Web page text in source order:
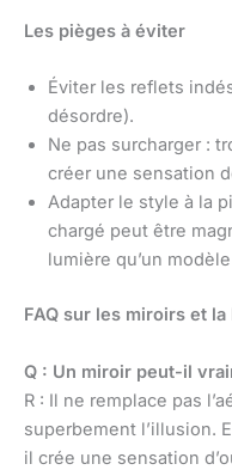
Les pièges à éviter
Éviter les reflets
désordre).
Ne pas surcharger :
créer une sensation
Adapter le style à la
chargé peut être
lumière qu’un
FAQ sur les miroirs et
Q : Un miroir peut-il
R : Il ne remplace pas
superbement l’illusion.
il crée une sensation